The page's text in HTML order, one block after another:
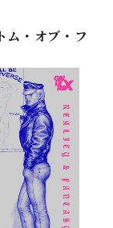
ム・オブ・フ